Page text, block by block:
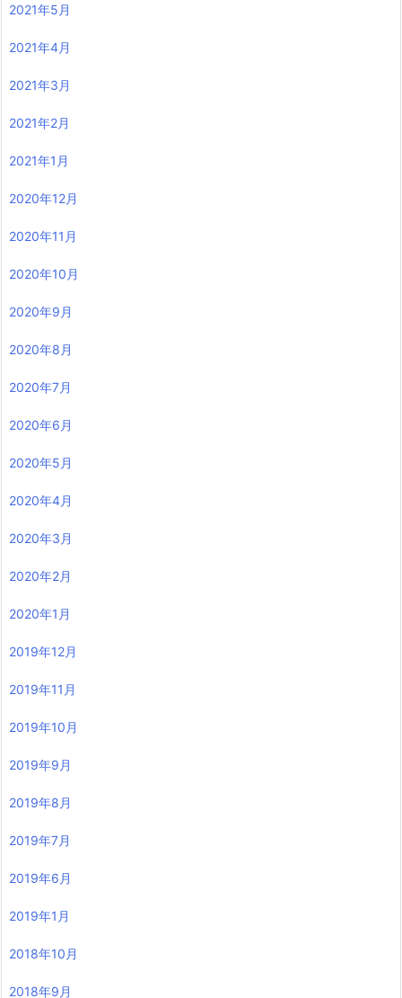
2021年5月
2021年4月
2021年3月
2021年2月
2021年1月
2020年12月
2020年11月
2020年10月
2020年9月
2020年8月
2020年7月
2020年6月
2020年5月
2020年4月
2020年3月
2020年2月
2020年1月
2019年12月
2019年11月
2019年10月
2019年9月
2019年8月
2019年7月
2019年6月
2019年1月
2018年10月
2018年9月